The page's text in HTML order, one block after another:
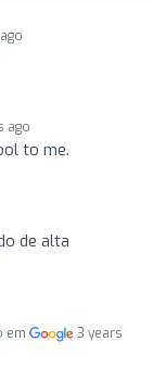
ago
to me.
de alta
em
3 years